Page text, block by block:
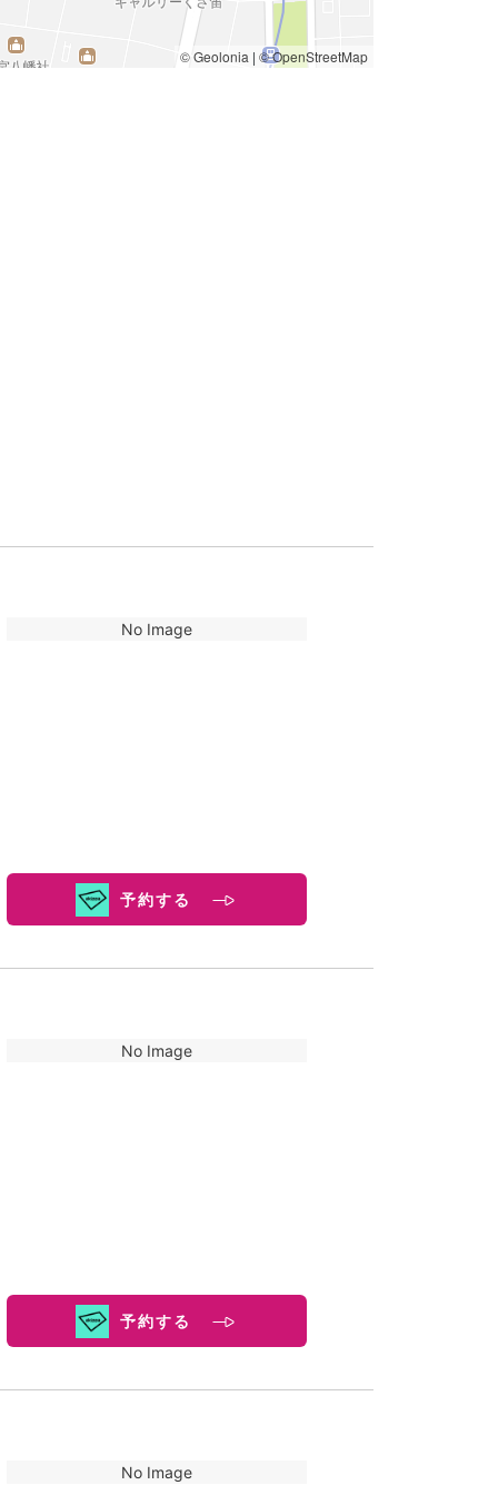
No Image
予約する
No Image
予約する
No Image